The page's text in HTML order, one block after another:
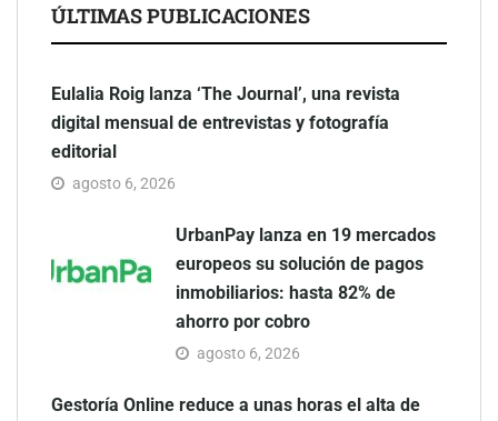
ÚLTIMAS PUBLICACIONES
Eulalia Roig lanza ‘The Journal’, una revista
digital mensual de entrevistas y fotografía
editorial
agosto 6, 2026
UrbanPay lanza en 19 mercados
europeos su solución de pagos
inmobiliarios: hasta 82% de
ahorro por cobro
agosto 6, 2026
Gestoría Online reduce a unas horas el alta de